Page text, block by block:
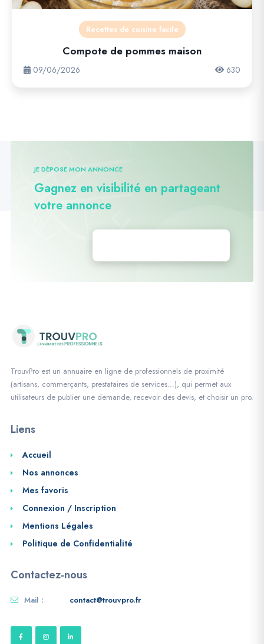
Recettes de cuisine facile
Compote de pommes maison
09/06/2026 630
JE DÉPOSE MON ANNONCE
Gagnez en visibilité en partageant
votre annonce
TrouvPro est un annuaire en ligne de professionnels de proximité
(artisans, commerçants, prestataires de services…), qui permet aux
utilisateurs de publier une demande, recevoir des devis, et choisir un pro.
Liens
Accueil
Nos annonces
Mes favoris
Connexion / Inscription
Mentions Légales
Politique de Confidentialité
Contactez-nous
Mail : contact@trouvpro.fr